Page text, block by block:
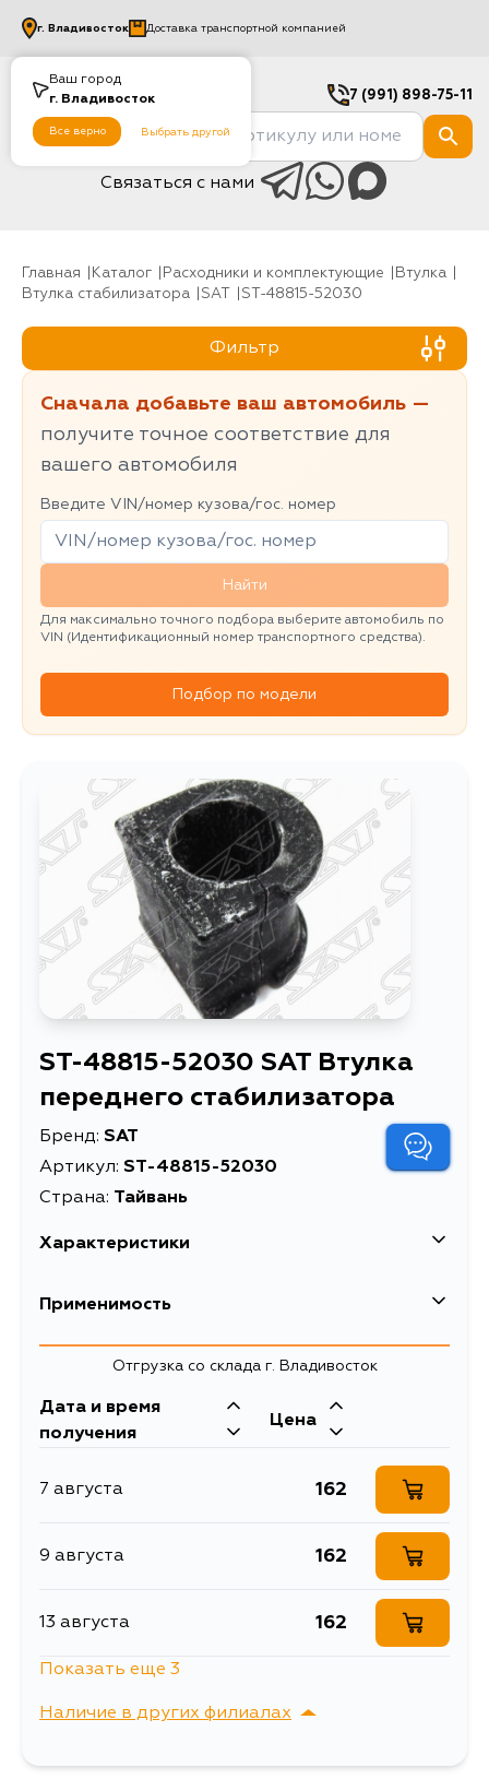
Ваш город
г. Владивосток
Все верно Выбрать другой
г. Владивосток Доставка транспортной компанией
7 (991) 898-75-11
Связаться с нами
Главная Каталог Расходники и комплектующие
Втулка
Втулка стабилизатора
SAT ST-48815-52030
Фильтр
Сначала добавьте ваш автомобиль —
получите точное соответствие для
вашего автомобиля
Введите VIN/номер кузова/гос. номер
Найти
Для максимально точного подбора выберите автомобиль по
VIN (Идентификационный номер транспортного средства).
Подбор по модели
ST-48815-52030 SAT Втулка
переднего стабилизатора
Бренд: SAT
Артикул: ST-48815-52030
Страна: Тайвань
Характеристики
Описание
Втулка стабилизатора
Probox 02- (Перед/
25.00)
втулки стабилизатора
Применимость
Toyota
Кузов Двигатель
NCP30, NCP31, NCP34, NLP51,
NCP13L, NCP20, NCP21, NLP51V,
NCP52V, NCZ25, NCZ20, NCP31L,
NLP10L, NLP10R, NCP10L, NCP10R,
NLP20R, NLP22L, NLP22R, NCP60,
NCP130, NCP131, NCP22, NLP20,
2NZFE, 1NZFE,
Отгрузка со склада г. Владивосток
Дата и время
получения
Цена
7 августа 162
9 августа 162
13 августа 162
Показать еще 3
Наличие в других филиалах
г. Владивосток,